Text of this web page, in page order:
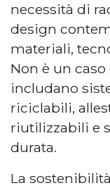
necessità di
design
materiali,
Non è un
includano
riciclabili,
riutilizzabili e
durata.
La